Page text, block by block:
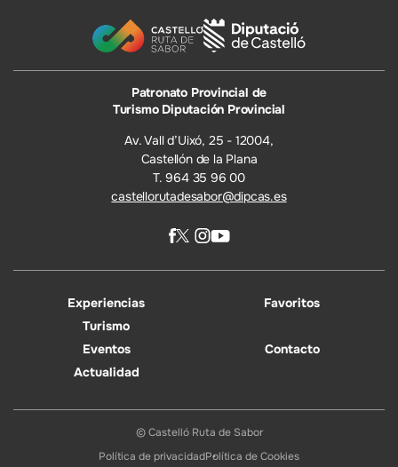
Patronato Provincial de
Turismo Diputación Provincial
Av. Vall d’Uixó, 25 - 12004,
Castellón de la Plana
T. 964 35 96 00
castellorutadesabor@dipcas.es
Experiencias
Turismo
Eventos
Actualidad
Favoritos
Contacto
© Castelló Ruta de Sabor
Política de privacidadPolítica de Cookies